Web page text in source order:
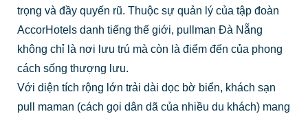
trọng và đầy quyến rũ. Thuộc sự quản lý của tập đoàn
AccorHotels danh tiếng thế giới, pullman Đà Nẵng
không chỉ là nơi lưu trú mà còn là điểm đến của phong
cách sống thượng lưu.
Với diện tích rộng lớn trải dài dọc bờ biển, khách sạn
pull maman (cách gọi dân dã của nhiều du khách) mang